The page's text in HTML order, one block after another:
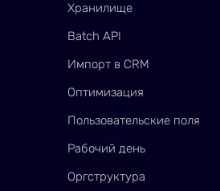
Хранилище
Batch API
Импорт в CRM
Оптимизация
Пользовательские поля
Рабочий день
Оргструктура